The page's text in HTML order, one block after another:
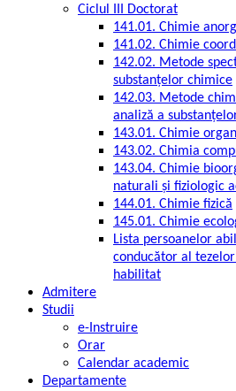
Ciclul III Doctorat
141.01. Chimie
141.02. Chimie
142.02. Metode
substanțelor chimice
142.03. Metode
analiză a
143.01. Chimie
143.02. Chimia
143.04. Chimie
naturali și fiziologic
144.01. Chimie fizică
145.01. Chimie
Lista persoanelor
conducător al
habilitat
Admitere
Studii
e-Instruire
Orar
Calendar academic
Departamente